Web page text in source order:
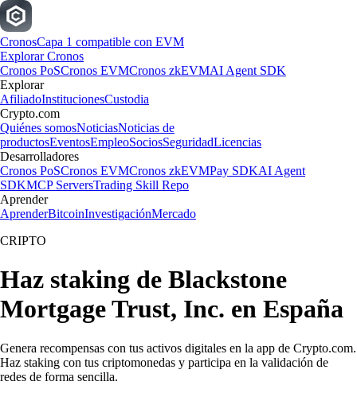
CronosCapa 1 compatible con EVM
Explorar Cronos
Cronos PoSCronos EVMCronos zkEVMAI Agent SDK
Explorar
AfiliadoInstitucionesCustodia
Crypto.com
Quiénes somosNoticiasNoticias de
productosEventosEmpleoSociosSeguridadLicencias
Desarrolladores
Cronos PoSCronos EVMCronos zkEVMPay SDKAI Agent
SDKMCP ServersTrading Skill Repo
Aprender
AprenderBitcoinInvestigaciónMercado
CRIPTO
Haz staking de Blackstone
Mortgage Trust, Inc. en España
Genera recompensas con tus activos digitales en la app de Crypto.com.
Haz staking con tus criptomonedas y participa en la validación de
redes de forma sencilla.